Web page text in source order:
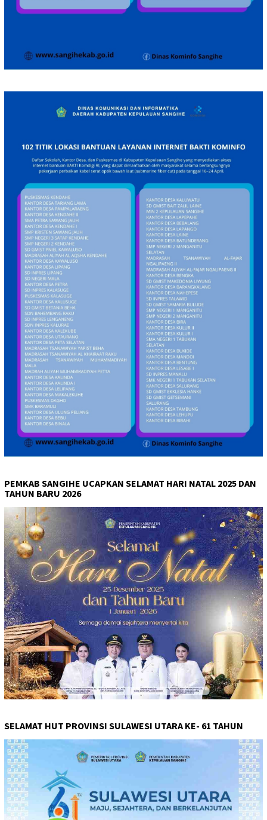
PEMKAB SANGIHE UCAPKAN SELAMAT HARI NATAL 2025 DAN
TAHUN BARU 2026
SELAMAT HUT PROVINSI SULAWESI UTARA KE- 61 TAHUN